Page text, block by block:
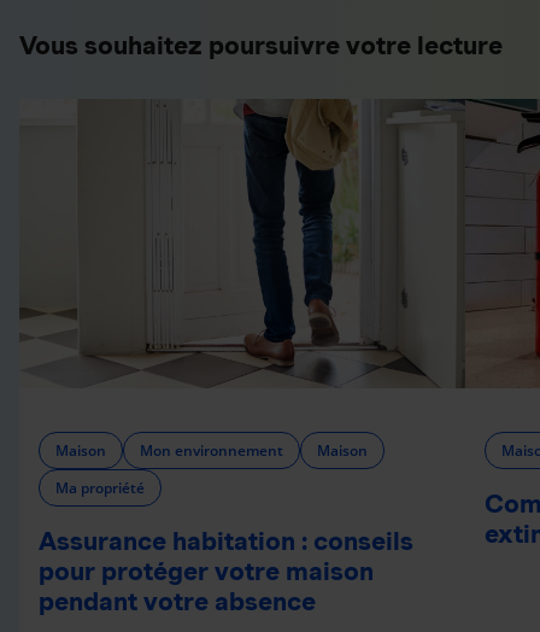
Vous souhaitez poursuivre votre lecture
Maison Mon environnement
Maison
Ma propriété
Assurance habitation : conseils
pour protéger votre maison
pendant votre absence